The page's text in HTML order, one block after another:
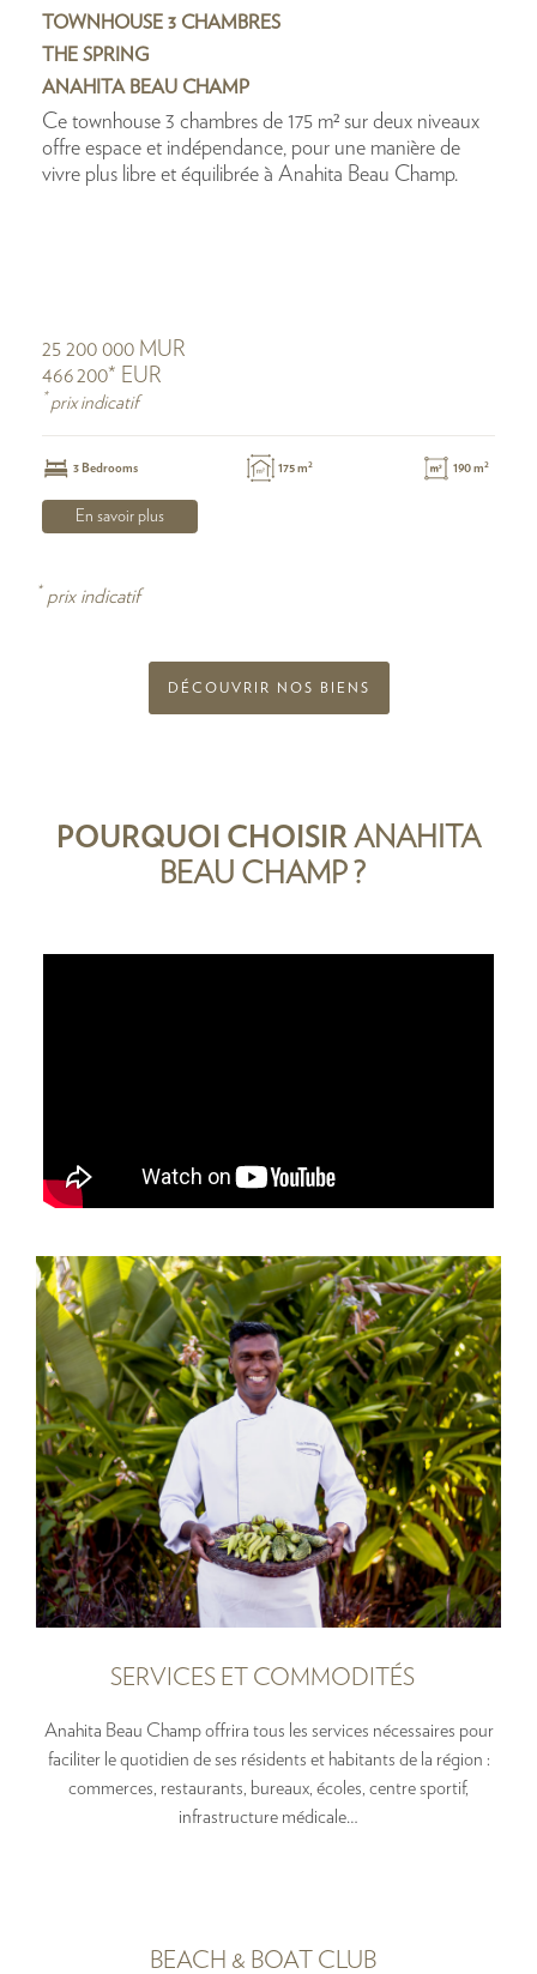
TOWNHOUSE 3 CHAMBRES
THE SPRING
ANAHITA BEAU CHAMP
Ce townhouse 3 chambres de 175 m² sur deux niveaux
offre espace et indépendance, pour une manière de
vivre plus libre et équilibrée à Anahita Beau Champ.
25 200 000 MUR
466 200* EUR
* prix indicatif
3 Bedrooms 175 m2 190 m2
En savoir plus
* prix indicatif
DÉCOUVRIR NOS BIENS
POURQUOI CHOISIR ANAHITA
BEAU CHAMP ?
SERVICES ET COMMODITÉS
Anahita Beau Champ offrira tous les services nécessaires pour
faciliter le quotidien de ses résidents et habitants de la région :
commerces, restaurants, bureaux, écoles, centre sportif,
infrastructure médicale…
BEACH & BOAT CLUB